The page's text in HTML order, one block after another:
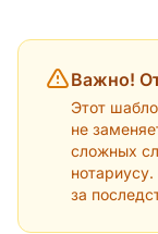
Важно!
Этот
не
сложных
за